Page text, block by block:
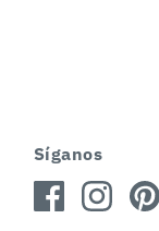
Síganos